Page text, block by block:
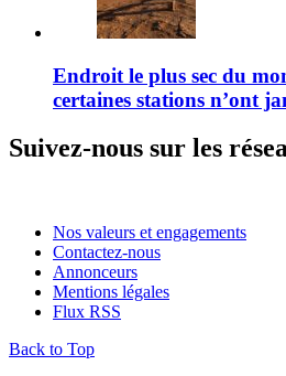
Endroit le plus sec du
certaines stations n’ont
Suivez-nous sur les
Nos valeurs et engagements
Contactez-nous
Annonceurs
Mentions légales
Flux RSS
Back to Top